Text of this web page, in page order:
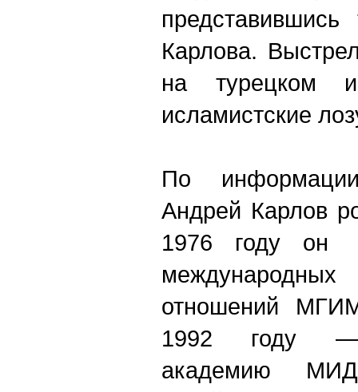
представившись
Карлова.
на турецком
исламистские
По информации
Андрей Карлов
1976 году он
отношений
1992 году —
академию